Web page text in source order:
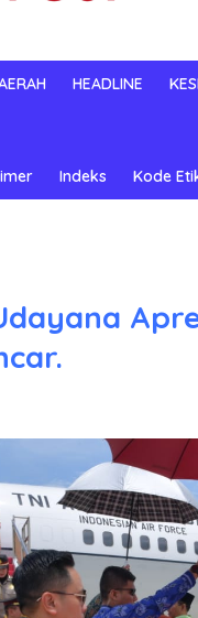
HEADLINE
Indeks Kode